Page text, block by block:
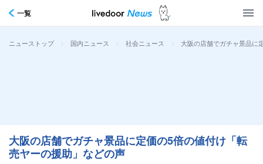
一覧
ニューストップ > 国内ニュース > 社会ニュース > 大阪の店舗でガチャ景品に
大阪の店舗でガチャ景品に定価の5倍の値付け「転
売ヤーの援助」などの声